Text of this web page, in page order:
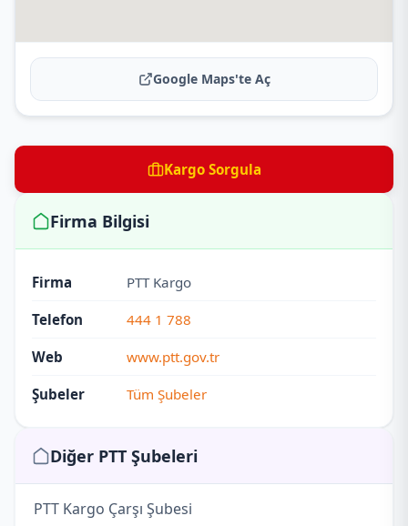
Google Maps'te Aç
Kargo Sorgula
Firma Bilgisi
Firma PTT Kargo
Telefon 444 1 788
Web www.ptt.gov.tr
Şubeler Tüm Şubeler
Diğer PTT Şubeleri
PTT Kargo Çarşı Şubesi